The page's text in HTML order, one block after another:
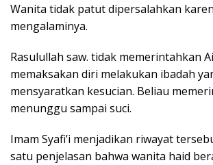
Wanita tidak patut dipersalahkan
mengalaminya.
Rasulullah saw. tidak memerintahkan
memaksakan diri melakukan ibadah
mensyaratkan kesucian. Beliau
menunggu sampai suci.
Imam Syafi’i menjadikan riwayat
satu penjelasan bahwa wanita haid